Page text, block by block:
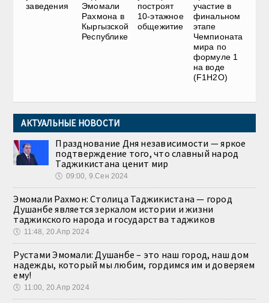
заведения
Эмомали
Рахмона в
Кыргызской
Республике
построят
10-этажное
общежитие
участие в
финальном
этапе
Чемпионата
мира по
формуле 1
на воде
(F1H2O)
АКТУАЛЬНЫЕ НОВОСТИ
Празднование Дня независимости — яркое
подтверждение того, что славный народ
Таджикистана ценит мир
🕔 09:00, 9.Сен 2024
Эмомали Рахмон: Столица Таджикистана — город
Душанбе является зеркалом истории и жизни
таджикского народа и государства таджиков
🕔 11:48, 20.Апр 2024
Рустами Эмомали: Душанбе – это наш город, наш дом
надежды, который мы любим, гордимся им и доверяем
ему!
🕔 11:00, 20.Апр 2024